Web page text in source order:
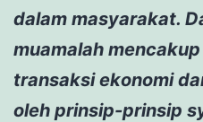
dalam masyarakat.
muamalah
transaksi ekonomi
oleh prinsip-prinsip